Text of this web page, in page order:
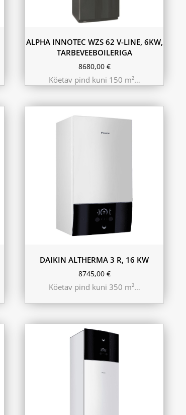
ALPHA INNOTEC WZS 62 V-LINE, 6KW,
TARBEVEEBOILERIGA
8680,00 €
Köetav pind kuni 150 m²…
DAIKIN ALTHERMA 3 R, 16 KW
8745,00 €
Köetav pind kuni 350 m²…